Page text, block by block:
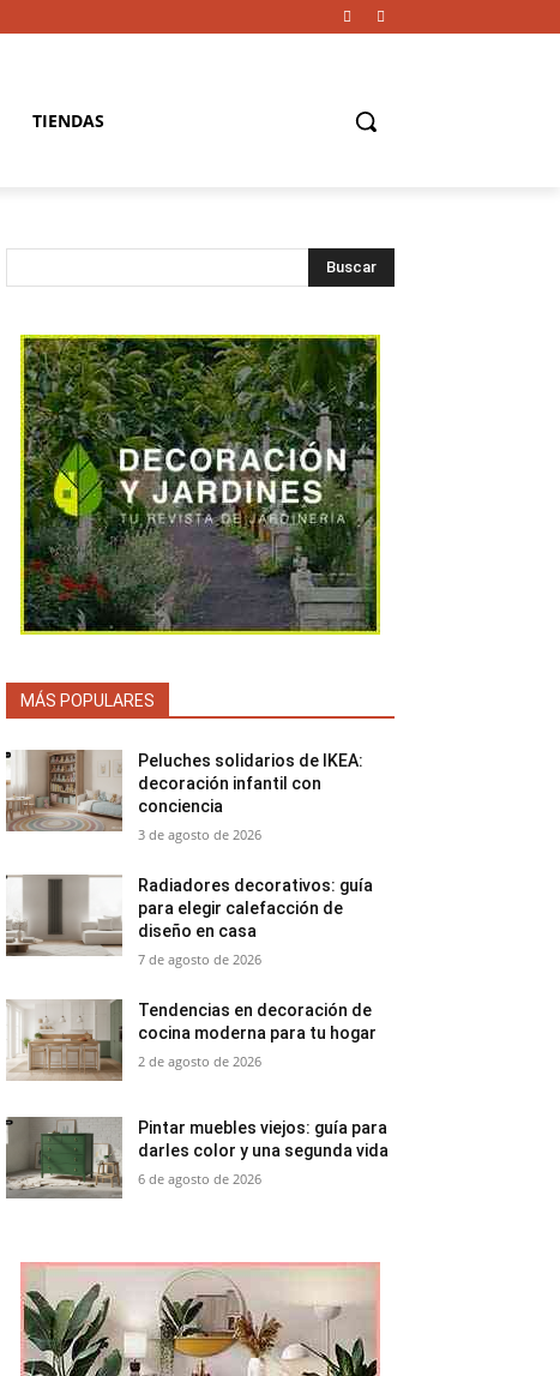
TIENDAS
Buscar
MÁS POPULARES
Peluches solidarios de IKEA:
decoración infantil con
conciencia
3 de agosto de 2026
Radiadores decorativos: guía
para elegir calefacción de
diseño en casa
7 de agosto de 2026
Tendencias en decoración de
cocina moderna para tu hogar
2 de agosto de 2026
Pintar muebles viejos: guía para
darles color y una segunda vida
6 de agosto de 2026